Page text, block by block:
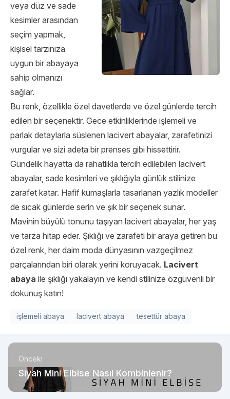
veya düz ve sade
kesimler arasından
seçim yapmak,
kişisel tarzınıza
uygun bir abayaya
sahip olmanızı
sağlar.
Bu renk, özellikle özel davetlerde ve özel günlerde tercih
edilen bir seçenektir. Gece etkinliklerinde işlemeli ve
parlak detaylarla süslenen lacivert abayalar, zarafetinizi
vurgular ve sizi adeta bir prenses gibi hissettirir.
Gündelik hayatta da rahatlıkla tercih edilebilen lacivert
abayalar, sade kesimleri ve şıklığıyla günlük stilinize
zarafet katar. Hafif kumaşlarla tasarlanan yazlık modeller
de sıcak günlerde serin ve şık bir seçenek sunar.
Mavinin büyülü tonunu taşıyan lacivert abayalar, her yaş
ve tarza hitap eder. Şıklığı ve zarafeti bir araya getiren bu
özel renk, her daim moda dünyasının vazgeçilmez
parçalarından biri olarak yerini koruyacak. Lacivert
abaya ile şıklığı yakalayın ve kendi stilinize özgüvenli bir
dokunuş katın!
işlemeli abaya lacivert abaya tesettür abaya
Önceki
Siyah Mini Elbise Nasıl Kombinlenir?